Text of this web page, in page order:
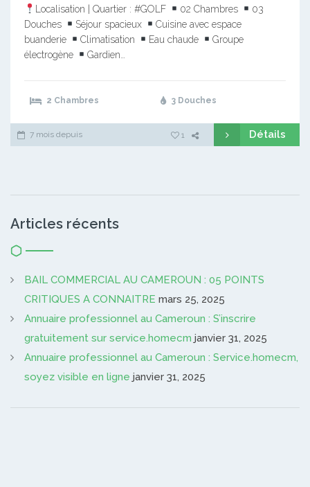
Localisation | Quartier : #GOLF
02 Chambres
03
Douches
Séjour spacieux
Cuisine avec espace
buanderie
Climatisation Eau chaude
Groupe
électrogène
Gardien…
2 Chambres 3 Douches
7 mois depuis 1 Détails
Articles récents
BAIL COMMERCIAL AU CAMEROUN : 05 POINTS
CRITIQUES A CONNAITRE mars 25, 2025
Annuaire professionnel au Cameroun : S’inscrire
gratuitement sur service.homecm janvier 31, 2025
Annuaire professionnel au Cameroun : Service.homecm,
soyez visible en ligne janvier 31, 2025